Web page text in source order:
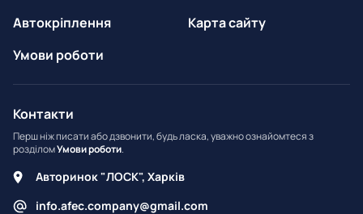
Автокріплення
Умови роботи
Карта сайту
Контакти
Перш ніж писати або дзвонити, будь ласка, уважно ознайомтеся з
розділомУмови роботи.
Авторинок "ЛОСК", Харків
info.afec.company@gmail.com